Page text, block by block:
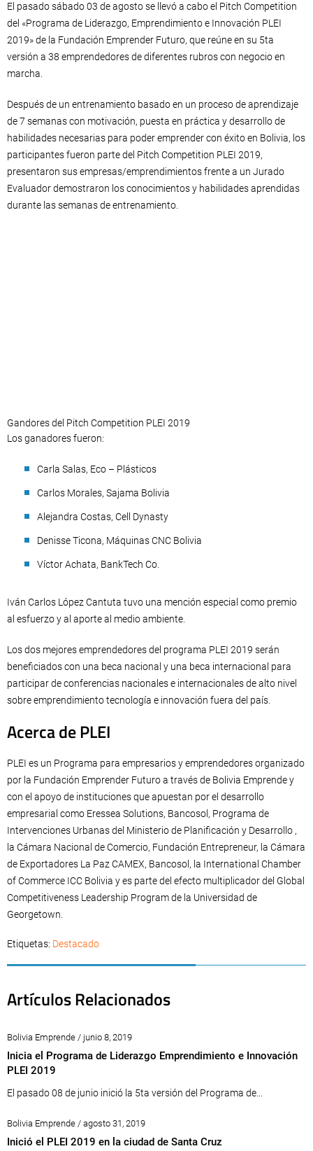
El pasado sábado 03 de agosto se llevó a cabo el Pitch Competition
del «Programa de Liderazgo, Emprendimiento e Innovación PLEI
2019» de la Fundación Emprender Futuro, que reúne en su 5ta
versión a 38 emprendedores de diferentes rubros con negocio en
marcha.
Después de un entrenamiento basado en un proceso de aprendizaje
de 7 semanas con motivación, puesta en práctica y desarrollo de
habilidades necesarias para poder emprender con éxito en Bolivia, los
participantes fueron parte del Pitch Competition PLEI 2019,
presentaron sus empresas/emprendimientos frente a un Jurado
Evaluador demostraron los conocimientos y habilidades aprendidas
durante las semanas de entrenamiento.
Gandores del Pitch Competition PLEI 2019
Los ganadores fueron:
Carla Salas, Eco – Plásticos
Carlos Morales, Sajama Bolivia
Alejandra Costas, Cell Dynasty
Denisse Ticona, Máquinas CNC Bolivia
Víctor Achata, BankTech Co.
Iván Carlos López Cantuta tuvo una mención especial como premio
al esfuerzo y al aporte al medio ambiente.
Los dos mejores emprendedores del programa PLEI 2019 serán
beneficiados con una beca nacional y una beca internacional para
participar de conferencias nacionales e internacionales de alto nivel
sobre emprendimiento tecnología e innovación fuera del país.
Acerca de PLEI
PLEI es un Programa para empresarios y emprendedores organizado
por la Fundación Emprender Futuro a través de Bolivia Emprende y
con el apoyo de instituciones que apuestan por el desarrollo
empresarial como Eressea Solutions, Bancosol, Programa de
Intervenciones Urbanas del Ministerio de Planificación y Desarrollo ,
la Cámara Nacional de Comercio, Fundación Entrepreneur, la Cámara
de Exportadores La Paz CAMEX, Bancosol, la International Chamber
of Commerce ICC Bolivia y es parte del efecto multiplicador del Global
Competitiveness Leadership Program de la Universidad de
Georgetown.
Etiquetas: Destacado
Artículos Relacionados
Bolivia Emprende / junio 8, 2019
Inicia el Programa de Liderazgo Emprendimiento e Innovación
PLEI 2019
El pasado 08 de junio inició la 5ta versión del Programa de...
Bolivia Emprende / agosto 31, 2019
Inició el PLEI 2019 en la ciudad de Santa Cruz